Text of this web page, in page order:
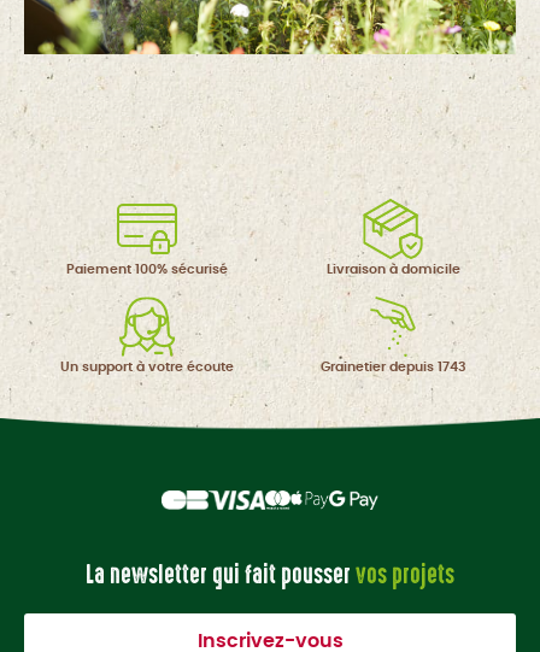
Paiement 100% sécurisé Livraison à domicile
Un support à votre écoute Grainetierdepuis 1743
La newsletter qui fait pousservos projets
Inscrivez-vous